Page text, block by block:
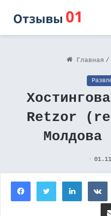
Главная /
Retzor
Молдова
FacebookTwitterLinkedIn